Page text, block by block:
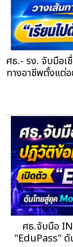
ศธ.- รง. จับมือเ
ทางอาชีพตั้งแต่
ศธ.จับมือ
"EduPass"